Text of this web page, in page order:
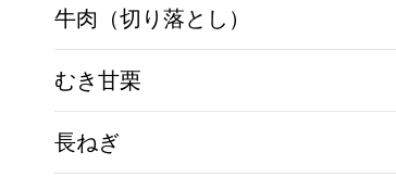
牛肉（切り落とし）
むき甘栗
長ねぎ